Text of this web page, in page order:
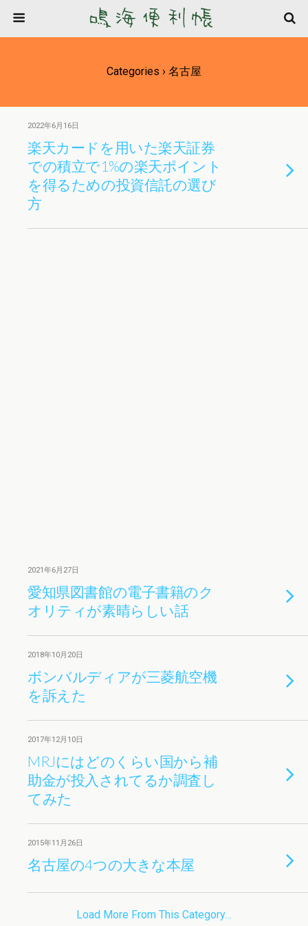
Categories › 名古屋
2022年6月16日
楽天カードを用いた楽天証券
での積立で1%の楽天ポイント
を得るための投資信託の選び
方
2021年6月27日
愛知県図書館の電子書籍のク
オリティが素晴らしい話
2018年10月20日
ボンバルディアが三菱航空機
を訴えた
2017年12月10日
MRJにはどのくらい国から補
助金が投入されてるか調査し
てみた
2015年11月26日
名古屋の4つの大きな本屋
Load More From This Category…